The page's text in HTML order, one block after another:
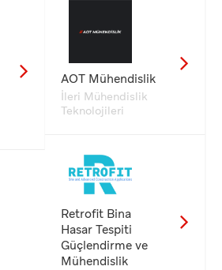
AOT Mühendislik
İleri Mühendislik
Teknolojileri
Retrofit Bina
Hasar Tespiti
Güçlendirme ve
Mühendislik